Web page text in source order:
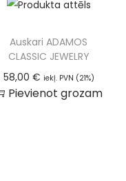
Auskari ADAMOS
CLASSIC JEWELRY
58,00 € iekļ. PVN (21%)
Pievienot grozam